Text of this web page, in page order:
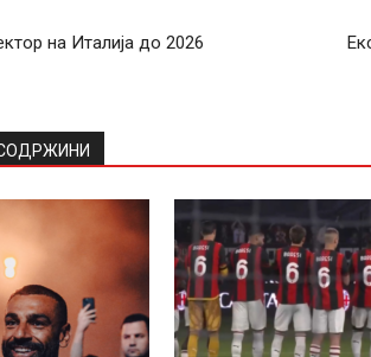
на Италија до 2026